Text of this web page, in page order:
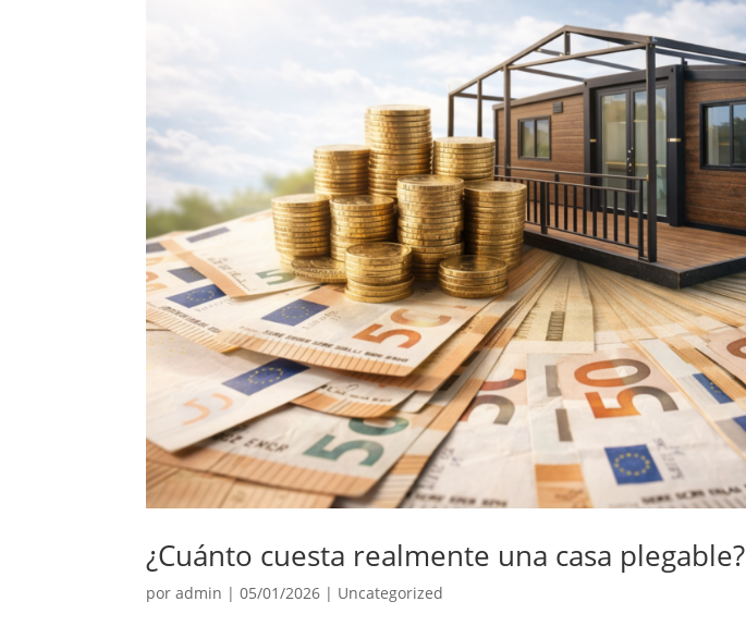
¿Cuánto cuesta realmente una casa plegable?
poradmin |05/01/2026 | Uncategorized